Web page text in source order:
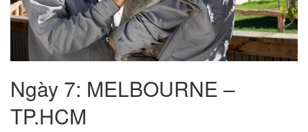
Ngày 7: MELBOURNE –
TP.HCM